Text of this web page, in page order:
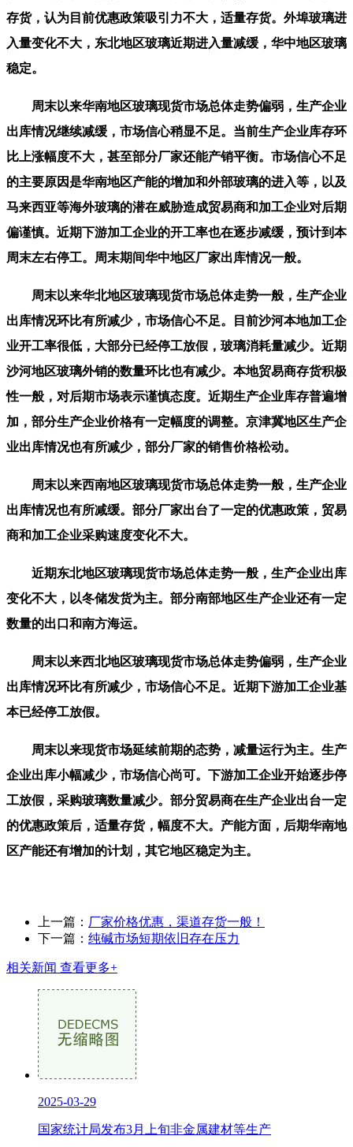
存货，认为目前优惠政策吸引力不大，适量存货。外埠玻璃进
入量变化不大，东北地区玻璃近期进入量减缓，华中地区玻璃
稳定。
周末以来华南地区玻璃现货市场总体走势偏弱，生产企业
出库情况继续减缓，市场信心稍显不足。当前生产企业库存环
比上涨幅度不大，甚至部分厂家还能产销平衡。市场信心不足
的主要原因是华南地区产能的增加和外部玻璃的进入等，以及
马来西亚等海外玻璃的潜在威胁造成贸易商和加工企业对后期
偏谨慎。近期下游加工企业的开工率也在逐步减缓，预计到本
周末左右停工。周末期间华中地区厂家出库情况一般。
周末以来华北地区玻璃现货市场总体走势一般，生产企业
出库情况环比有所减少，市场信心不足。目前沙河本地加工企
业开工率很低，大部分已经停工放假，玻璃消耗量减少。近期
沙河地区玻璃外销的数量环比也有减少。本地贸易商存货积极
性一般，对后期市场表示谨慎态度。近期生产企业库存普遍增
加，部分生产企业价格有一定幅度的调整。京津冀地区生产企
业出库情况也有所减少，部分厂家的销售价格松动。
周末以来西南地区玻璃现货市场总体走势一般，生产企业
出库情况也有所减缓。部分厂家出台了一定的优惠政策，贸易
商和加工企业采购速度变化不大。
近期东北地区玻璃现货市场总体走势一般，生产企业出库
变化不大，以冬储发货为主。部分南部地区生产企业还有一定
数量的出口和南方海运。
周末以来西北地区玻璃现货市场总体走势偏弱，生产企业
出库情况环比有所减少，市场信心不足。近期下游加工企业基
本已经停工放假。
周末以来现货市场延续前期的态势，减量运行为主。生产
企业出库小幅减少，市场信心尚可。下游加工企业开始逐步停
工放假，采购玻璃数量减少。部分贸易商在生产企业出台一定
的优惠政策后，适量存货，幅度不大。产能方面，后期华南地
区产能还有增加的计划，其它地区稳定为主。
上一篇： 厂家价格优惠，渠道存货一般！
下一篇： 纯碱市场短期依旧存在压力
相关新闻 查看更多+
2025-03-29
国家统计局发布3月上旬非金属建材等生产